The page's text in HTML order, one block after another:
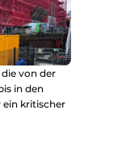
die von der
in den
ein kritischer